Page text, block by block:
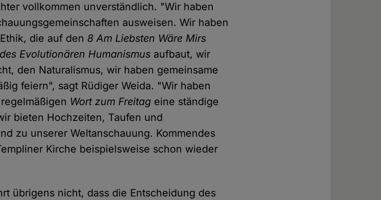
vollkommen unverständlich. "Wir haben
ausweisen. Wir haben
die auf den 8 Am Liebsten Wäre Mirs
Evolutionären Humanismus aufbaut, wir
den Naturalismus, wir haben gemeinsame
feiern", sagt Rüdiger Weida. "Wir haben
Wort zum Freitag eine ständige
bieten Hochzeiten, Taufen und
zu unserer Weltanschauung. Kommendes
Kirche beispielsweise schon wieder
übrigens nicht, dass die Entscheidung des